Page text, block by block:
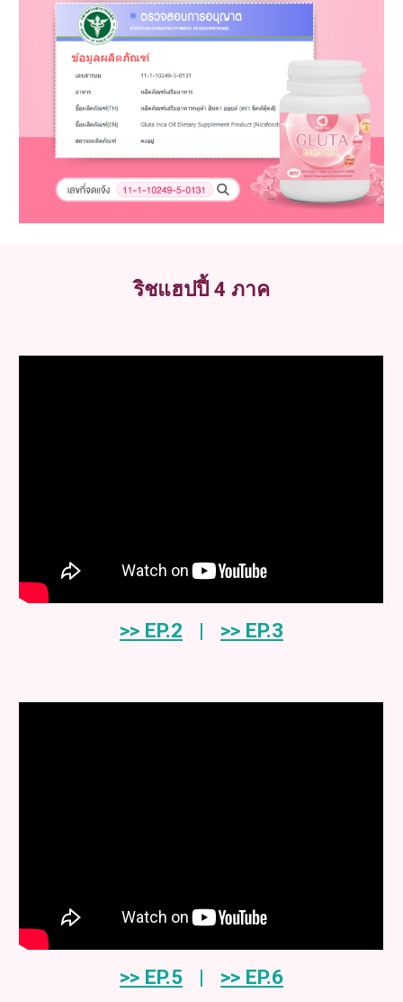
ริชแฮปปี้ 4 ภาค
>> EP.2 | >> EP.3
>> EP.5 | >> EP.6